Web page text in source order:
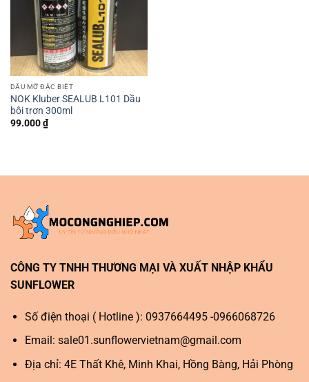
DẦU MỠ ĐẶC BIỆT
NOK Kluber SEALUB L101 Dầu
bôi trơn 300ml
99.000₫
CÔNG TY TNHH THƯƠNG MẠI VÀ XUẤT NHẬP KHẨU
SUNFLOWER
Số điện thoại ( Hotline ): 0937664495 -0966068726
Email: sale01.sunflowervietnam@gmail.com
Địa chỉ: 4E Thất Khê, Minh Khai, Hồng Bàng, Hải Phòng